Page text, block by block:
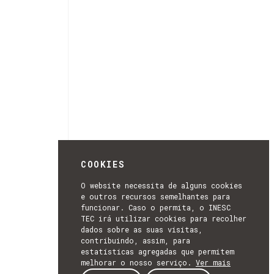
COOKIES
O website necessita de alguns cookies
e outros recursos semelhantes para
funcionar. Caso o permita, o INESC
TEC irá utilizar cookies para recolher
dados sobre as suas visitas,
contribuindo, assim, para
estatísticas agregadas que permitem
melhorar o nosso serviço. Ver mais